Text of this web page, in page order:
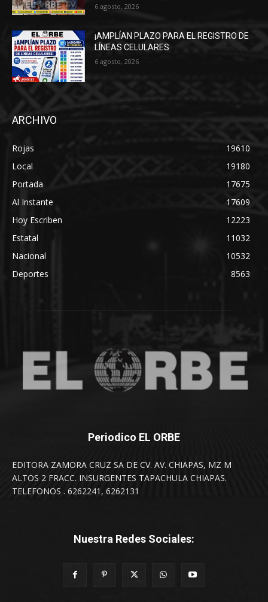
6 agosto, 2026
¡AMPLÍAN PLAZO PARA EL REGISTRO DE
LÍNEAS CELULARES
6 agosto, 2026
ARCHIVO
Rojas
19610
Local
19180
Portada
17675
Al Instante
17609
Hoy Escriben
12223
Estatal
11032
Nacional
10532
Deportes
8563
Periodico EL ORBE
EDITORA ZAMORA CRUZ SA DE CV. AV. CHIAPAS, MZ M
ALTOS 2 FRACC. INSURGENTES TAPACHULA CHIAPAS.
TELEFONOS . 6262241, 6262131
Nuestra Redes Sociales: